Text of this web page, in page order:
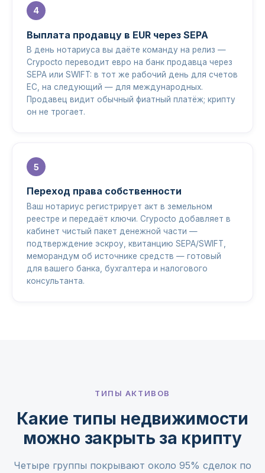
Выплата продавцу в EUR через SEPA
В день нотариуса вы даёте команду на релиз —
Crypocto переводит евро на банк продавца через
SEPA или SWIFT: в тот же рабочий день для счетов
ЕС, на следующий — для международных.
Продавец видит обычный фиатный платёж; крипту
он не трогает.
Переход права собственности
Ваш нотариус регистрирует акт в земельном
реестре и передаёт ключи. Crypocto добавляет в
кабинет чистый пакет денежной части —
подтверждение эскроу, квитанцию SEPA/SWIFT,
меморандум об источнике средств — готовый
для вашего банка, бухгалтера и налогового
консультанта.
ТИПЫ АКТИВОВ
Какие типы недвижимости
можно закрыть за крипту
Четыре группы покрывают около 95% сделок по